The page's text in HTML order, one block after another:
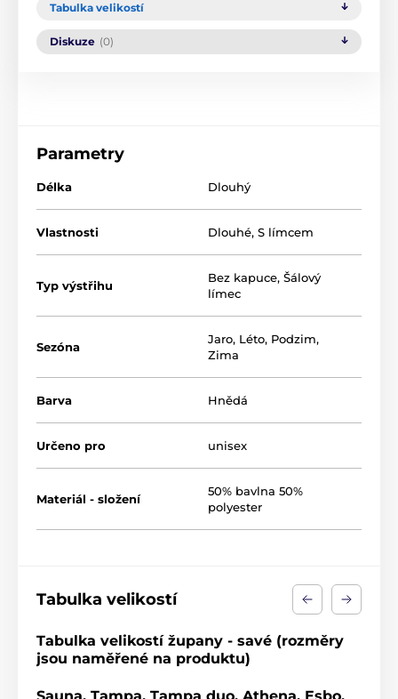
Tabulka velikostí
Diskuze (0)
Parametry
Délka Dlouhý
Vlastnosti Dlouhé, S límcem
Typ výstřihu
Bez kapuce, Šálový
límec
Sezóna
Jaro, Léto, Podzim,
Zima
Barva Hnědá
Určeno pro unisex
Materiál - složení
50% bavlna 50%
polyester
Tabulka velikostí
Tabulka velikostí župany - savé (rozměry
jsou naměřené na produktu)